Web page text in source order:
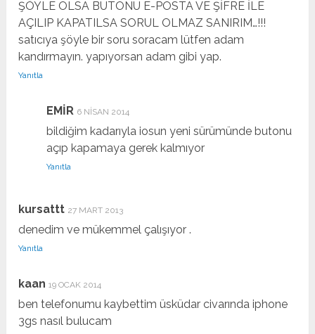
ŞÖYLE OLSA BUTONU E-POSTA VE ŞİFRE İLE
AÇILIP KAPATILSA SORUL OLMAZ SANIRIM…!!!
satıcıya şöyle bir soru soracam lütfen adam
kandırmayın. yapıyorsan adam gibi yap.
Yanıtla
EMİR 6 NISAN 2014
bildiğim kadarıyla iosun yeni sürümünde butonu
açıp kapamaya gerek kalmıyor
Yanıtla
kursattt 27 MART 2013
denedim ve mükemmel çalışıyor .
Yanıtla
kaan 19 OCAK 2014
ben telefonumu kaybettim üsküdar civarında iphone
3gs nasıl bulucam